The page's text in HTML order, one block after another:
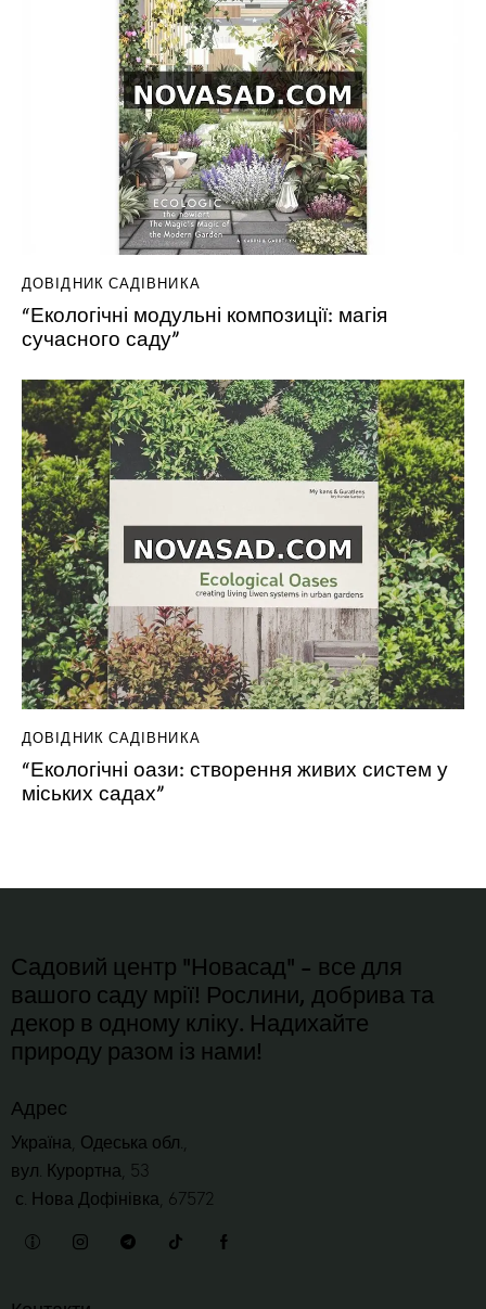
ДОВІДНИК САДІВНИКА
“Екологічні модульні композиції: магія
сучасного саду”
ДОВІДНИК САДІВНИКА
“Екологічні оази: створення живих систем у
міських садах”
Садовий центр "Новасад" - все для
вашого саду мрії! Рослини, добрива та
декор в одному кліку. Надихайте
природу разом із нами!
Адрес
Україна, Одеська обл.,
вул. Курортна, 53
с. Нова Дофінівка, 67572